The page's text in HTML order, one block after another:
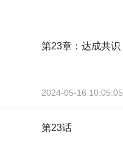
第23章：达成共识
2024-05-16 10:05:05
第23话